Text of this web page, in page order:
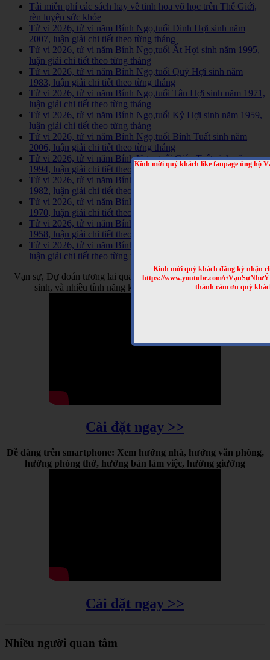
Kính mời quý khách like fanpage ủng hộ
Kính mời quý khách đăng ký nhận
https://www.youtube.com/c/
thành cảm ơn quý
Tải miễn phí các sách hay về tinh hoa võ học trên Thế Giới,
rèn luyện sức khỏe
Tử vi 2026, tử vi năm Bính Ngọ,tuổi Đinh Hợi sinh năm
2007, luận giải chi tiết theo từng tháng
Tử vi 2026, tử vi năm Bính Ngọ,tuổi Ất Hợi sinh năm 1995,
luận giải chi tiết theo từng tháng
Tử vi 2026, tử vi năm Bính Ngọ,tuổi Quý Hợi sinh năm
1983, luận giải chi tiết theo từng tháng
Tử vi 2026, tử vi năm Bính Ngọ,tuổi Tân Hợi sinh năm 1971,
luận giải chi tiết theo từng tháng
Tử vi 2026, tử vi năm Bính Ngọ,tuổi Kỷ Hợi sinh năm 1959,
luận giải chi tiết theo từng tháng
Tử vi 2026, tử vi năm Bính Ngọ,tuổi Bính Tuất sinh năm
2006, luận giải chi tiết theo từng tháng
Tử vi 2026, tử vi năm Bính Ngọ, tuổi Giáp Tuất sinh năm
1994, luận giải chi tiết theo từng tháng
Tử vi 2026, tử vi năm Bính Ngọ, tuổi Nhâm Tuất sinh năm
1982, luận giải chi tiết theo từng tháng
Tử vi 2026, tử vi năm Bính Ngọ, tuổi Canh Tuất sinh năm
1970, luận giải chi tiết theo từng tháng
Tử vi 2026, tử vi năm Bính Ngọ, tuổi Mậu Tuất sinh năm
1958, luận giải chi tiết theo từng tháng
Tử vi 2026, tử vi năm Bính Ngọ, tuổi Ất Dậu sinh năm 2005,
luận giải chi tiết theo từng tháng
Vạn sự, Dự đoán tương lai qua tên, dự đoán tương lai qua ngày
sinh, và nhiều tính năng khác cập nhật thường xuyên
Cài đặt ngay >>
Dễ dàng trên smartphone: Xem hướng nhà, hướng văn phòng,
hướng phòng thờ, hướng bàn làm việc, hướng giường
Cài đặt ngay >>
Nhiều người quan tâm